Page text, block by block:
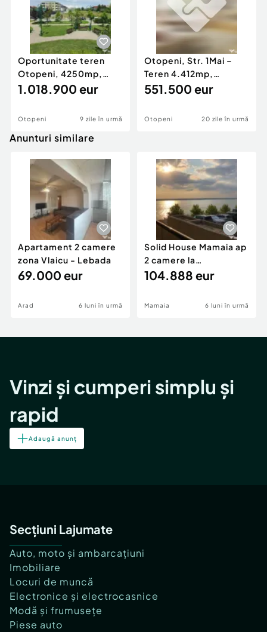
Oportunitate teren
Otopeni, 4250mp,
dubla deschidere,
1.018.900 eur
Otopeni 9 zile în urmă
Otopeni, Str. 1Mai –
Teren 4.412mp,
Deschidere 23,21m |
551.500 eur
Otopeni 20 zile în urmă
Anunturi similare
Apartament 2 camere
zona Vlaicu - Lebada
69.000 eur
Arad 6 luni în urmă
Solid House Mamaia ap
2 camere la
cheie,langa Mega
104.888 eur
Mamaia 6 luni în urmă
Vinzi și cumperi simplu și
rapid
Adaugă anunț
Secțiuni Lajumate
Auto, moto și ambarcațiuni
Imobiliare
Locuri de muncă
Electronice și electrocasnice
Modă și frumusețe
Piese auto